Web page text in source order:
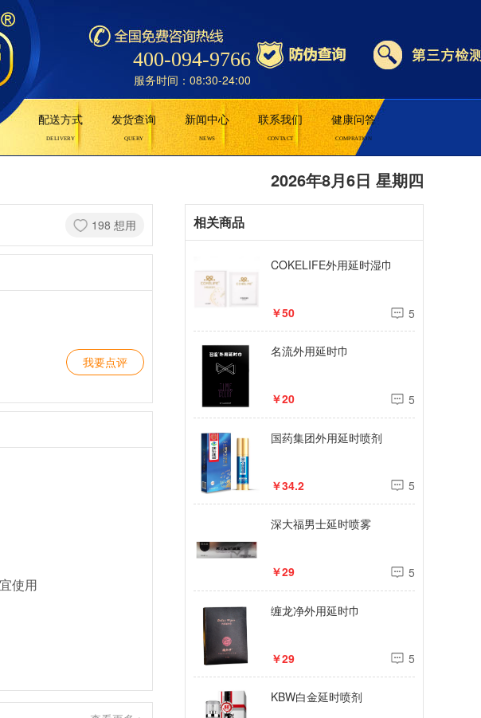
400-094-9766
服务时间：08:30-24:00
配送方式
DELIVERY
发货查询
QUERY
新闻中心
NEWS
联系我们
CONTACT
健康问答
COMPRATION
2026年8月6日 星期四
198 想用
我要点评
使用
相关商品
COKELIFE外用延时湿巾
￥50 5
名流外用延时巾
￥20 5
国药集团外用延时喷剂
￥34.2 5
深大福男士延时喷雾
￥29 5
缠龙净外用延时巾
￥29 5
KBW白金延时喷剂